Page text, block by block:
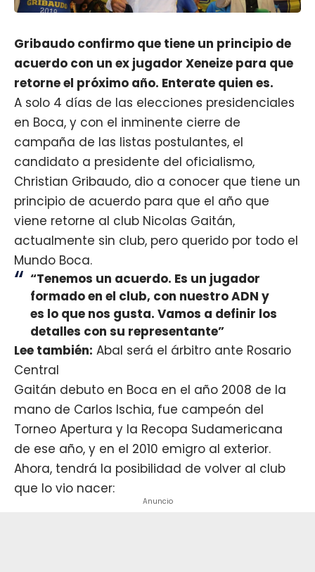
Gribaudo confirmo que tiene un principio de
acuerdo con un ex jugador Xeneize para que
retorne el próximo año. Enterate quien es.
A solo 4 días de las elecciones presidenciales
en Boca, y con el inminente cierre de
campaña de las listas postulantes, el
candidato a presidente del oficialismo,
Christian Gribaudo, dio a conocer que tiene un
principio de acuerdo para que el año que
viene retorne al club Nicolas Gaitán,
actualmente sin club, pero querido por todo el
Mundo Boca.
“Tenemos un acuerdo. Es un jugador
formado en el club, con nuestro ADN y
es lo que nos gusta. Vamos a definir los
detalles con su representante”
Lee también: Abal será el árbitro ante Rosario
Central
Gaitán debuto en Boca en el año 2008 de la
mano de Carlos Ischia, fue campeón del
Torneo Apertura y la Recopa Sudamericana
de ese año, y en el 2010 emigro al exterior.
Ahora, tendrá la posibilidad de volver al club
que lo vio nacer:
Anuncio